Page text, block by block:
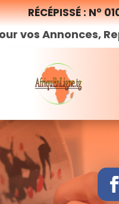
RÉCÉPISSÉ : N°